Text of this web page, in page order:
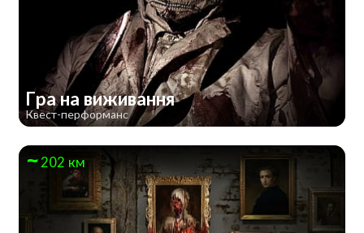
Гра на виживання
Квест-перформанс
202 км